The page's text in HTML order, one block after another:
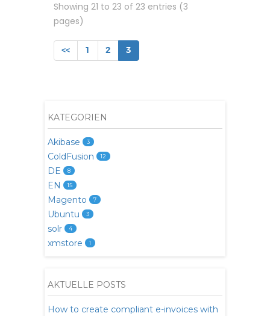
Showing 21 to 23 of 23 entries (3
pages)
<< 1 2 3
KATEGORIEN
Akibase 3
ColdFusion 12
DE 8
EN 15
Magento 7
Ubuntu 3
solr 4
xmstore 1
AKTUELLE POSTS
How to create compliant e-invoices with